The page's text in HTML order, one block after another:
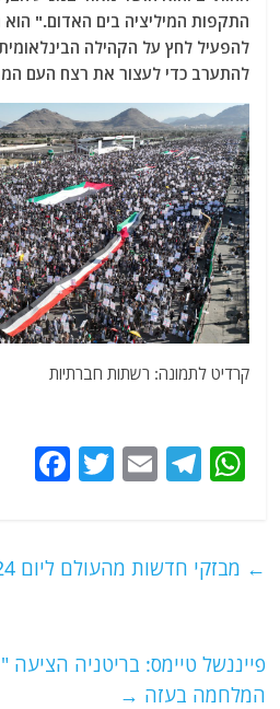
התקפות המיליציה בים האדום." הוא
להפעיל לחץ על הקהילה
להתערב כדי לעצור את רצח העם
קרדיט לתמונה: רשתות חברתיות
W
s
p
T
g
E
l
T
er
e
o
← מבזקי חדשות מהעולם ליום 27-1-2024. מתעדכן
המלחמה בעזה →